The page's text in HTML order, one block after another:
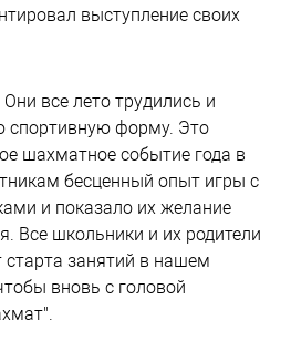
выступление своих
все лето трудились и
спортивную форму. Это
шахматное событие года в
бесценный опыт игры с
и показало их желание
Все школьники и их родители
старта занятий в нашем
вновь с головой